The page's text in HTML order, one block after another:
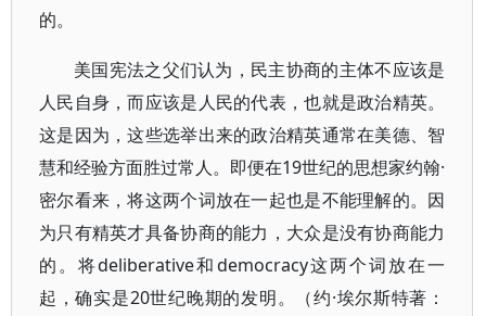
的。
美国宪法之父们认为，民主协商的主体不应该是
人民自身，而应该是人民的代表，也就是政治精英。
这是因为，这些选举出来的政治精英通常在美德、智
慧和经验方面胜过常人。即便在19世纪的思想家约翰·
密尔看来，将这两个词放在一起也是不能理解的。因
为只有精英才具备协商的能力，大众是没有协商能力
的。将deliberative和democracy这两个词放在一
起，确实是20世纪晚期的发明。（约·埃尔斯特著：